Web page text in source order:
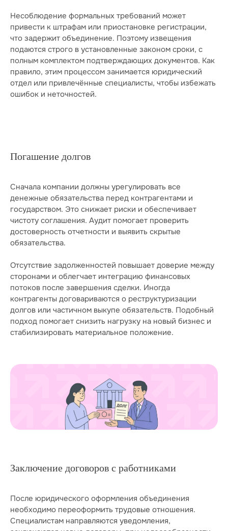
Несоблюдение формальных требований может
привести к штрафам или приостановке регистрации,
что задержит объединение. Поэтому извещения
подаются строго в установленные законом сроки, с
полным комплектом подтверждающих документов. Как
правило, этим процессом занимается юридический
отдел или привлечённые специалисты, чтобы избежать
ошибок и неточностей.
Погашение долгов
Сначала компании должны урегулировать все
денежные обязательства перед контрагентами и
государством. Это снижает риски и обеспечивает
чистоту соглашения. Аудит помогает проверить
достоверность отчетности и выявить скрытые
обязательства.
Отсутствие задолженностей повышает доверие между
сторонами и облегчает интеграцию финансовых
потоков после завершения сделки. Иногда
контрагенты договариваются о реструктуризации
долгов или частичном выкупе обязательств. Подобный
подход помогает снизить нагрузку на новый бизнес и
стабилизировать материальное положение.
Заключение договоров с работниками
После юридического оформления объединения
необходимо переоформить трудовые отношения.
Специалистам направляются уведомления,
Перезвоним и поможем